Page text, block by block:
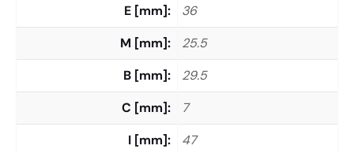
E [mm]
36
M [mm]
25.5
B [mm]
29.5
C [mm]
7
I [mm]
47